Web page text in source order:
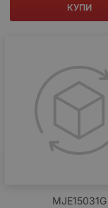
КУПИ
MJE15031G